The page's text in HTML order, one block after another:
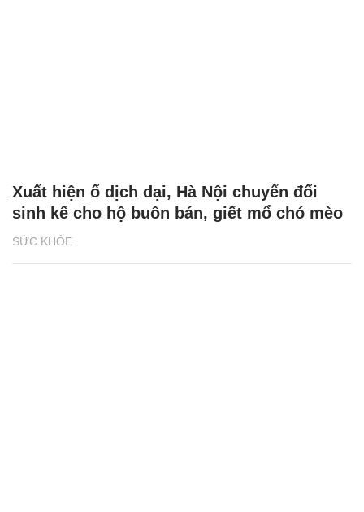
SỨC KHỎE
Xuất hiện ổ dịch dại, Hà Nội chuyển đổi
sinh kế cho hộ buôn bán, giết mổ chó mèo